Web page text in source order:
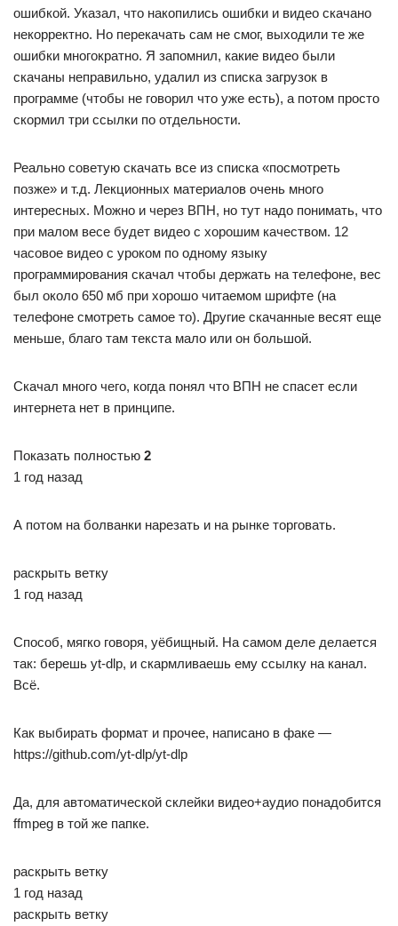
ошибкой. Указал, что накопились ошибки и видео скачано
некорректно. Но перекачать сам не смог, выходили те же
ошибки многократно. Я запомнил, какие видео были
скачаны неправильно, удалил из списка загрузок в
программе (чтобы не говорил что уже есть), а потом просто
скормил три ссылки по отдельности.
Реально советую скачать все из списка «посмотреть
позже» и т.д. Лекционных материалов очень много
интересных. Можно и через ВПН, но тут надо понимать, что
при малом весе будет видео с хорошим качеством. 12
часовое видео с уроком по одному языку
программирования скачал чтобы держать на телефоне, вес
был около 650 мб при хорошо читаемом шрифте (на
телефоне смотреть самое то). Другие скачанные весят еще
меньше, благо там текста мало или он большой.
Скачал много чего, когда понял что ВПН не спасет если
интернета нет в принципе.
Показать полностью 2
1 год назад
А потом на болванки нарезать и на рынке торговать.
раскрыть ветку
1 год назад
Способ, мягко говоря, уёбищный. На самом деле делается
так: берешь yt-dlp, и скармливаешь ему ссылку на канал.
Всё.
Как выбирать формат и прочее, написано в факе —
https://github.com/yt-dlp/yt-dlp
Да, для автоматической склейки видео+аудио понадобится
ffmpeg в той же папке.
раскрыть ветку
1 год назад
раскрыть ветку